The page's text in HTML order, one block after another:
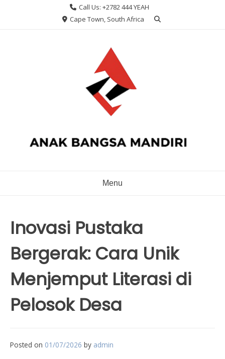
Call Us: +2782 444 YEAH
Cape Town, South Africa
Menu
Inovasi Pustaka
Bergerak: Cara Unik
Menjemput Literasi di
Pelosok Desa
Posted on 01/07/2026 by admin